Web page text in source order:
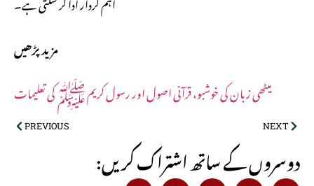
مزید پڑھیں
میٹھی زبان کی خوشبو، قرآنی اصول اور رسول کریم ﷺ کی تعلیمات
PREVIOUS NEXT
:دوسروں کے ساتھ اشتراک کریں